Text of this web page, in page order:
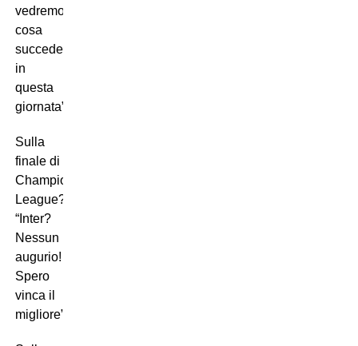
vedremo
cosa
succederà
in
questa
giornata”.
Sulla
finale di
Champions
League?
“Inter?
Nessun
augurio!
Spero
vinca il
migliore”.